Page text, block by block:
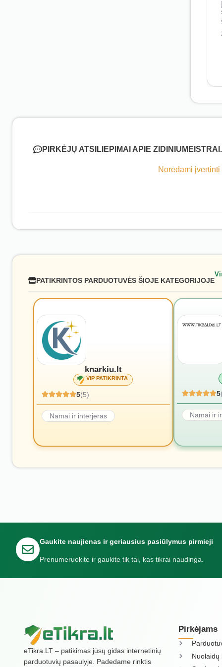
PIRKĖJŲ ATSILIEPIMAI APIE
Norėdami
PATIKRINTOS PARDUOTUVĖS ŠIOJE KATEGORIJOJE
knarkiu.lt
VIP PATIKRINTA
5(5)
Namai ir interjeras
5
Namai ir
Gaukite naujienas ir geriausius pasiūlymus pirmieji
Prenumeruokite ir gaukite tik tai, kas tikrai naudinga.
eTikra.LT – patikimas jūsų gidas internetinių
parduotuvių pasaulyje. Padedame rinktis
Pirkėjams
Nuolaidų